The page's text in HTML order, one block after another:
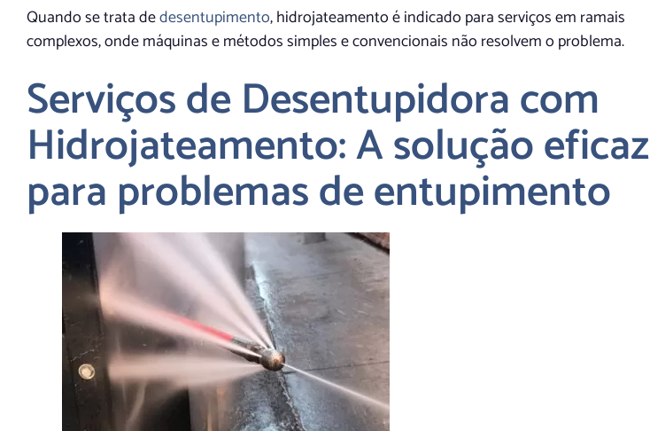
Quando se trata dedesentupimento, hidrojateamento é indicado para serviços em ramais
complexos, onde máquinas e métodos simples e convencionais não resolvem o problema.
Serviços de Desentupidora com
Hidrojateamento: A solução eficaz
para problemas de entupimento